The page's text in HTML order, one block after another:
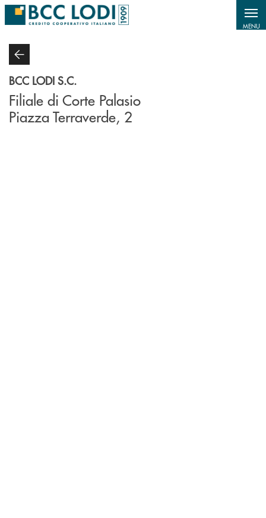
Salta al contenuto principale
MENU
BCC LODI S.C.
Filiale di Corte Palasio
Piazza Terraverde, 2